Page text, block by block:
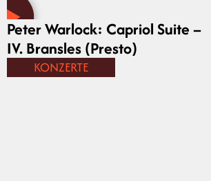
Peter Warlock: Capriol Suite –
IV. Bransles (Presto)
KONZERTE